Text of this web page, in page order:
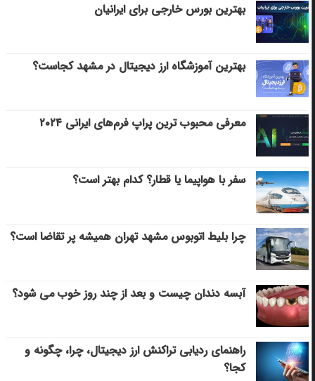
بهترین بورس خارجی برای ایرانیان
بهترین آموزشگاه ارز دیجیتال در مشهد کجاست؟
معرفی محبوب ترین پراپ فرم‌های ایرانی ۲۰۲۴
سفر با هواپیما یا قطار؟ کدام بهتر است؟
چرا بلیط اتوبوس مشهد تهران همیشه پر تقاضا است؟
آبسه دندان چیست و بعد از چند روز خوب می‌ شود؟
راهنمای ردیابی تراکنش ارز دیجیتال، چرا، چگونه و
کجا؟